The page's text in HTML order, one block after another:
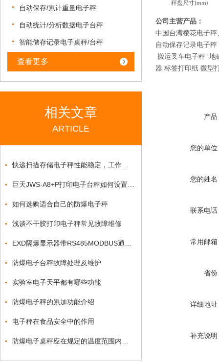
自动保存/累计重量电子秤
自动统计/分析数据电子台秤
智能储存记录电子桌秤/台秤
查看更多
相关文章
ARTICLE
如何选购适合自己的防爆电子秤
浅谈不干胶打印电子秤常见故障维修
防爆电子台秤故障处理及维护
实验室电子天平都有哪些功能
防爆电子秤的累加功能介绍
电子秤在食品安全中的作用
秤盘尺寸(mm)
公司主营产品：
中国台湾樱花电子
自动保存记录电子秤
搬运叉车电子秤 地
器 标签打印纸 微型
产品
您的单位
您的姓名
联系电话
常用邮箱
省份
详细地址
补充说明